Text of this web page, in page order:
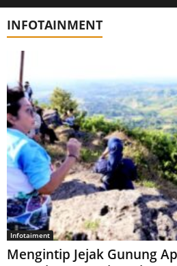
INFOTAINMENT
Infotaiment
Mengintip Jejak Gunung